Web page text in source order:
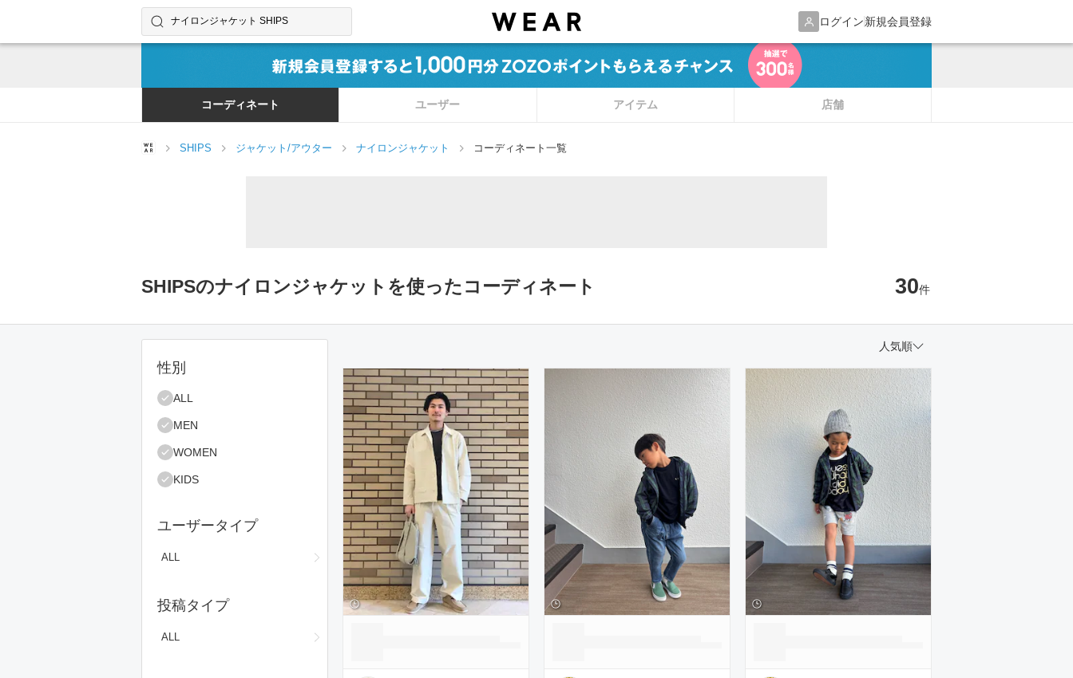
ログイン新規会員登録
コーディネートやユーザーを探す
検索する
コーディネート ユーザー アイテム 店舗
SHIPS ジャケット/アウター ナイロンジャケット コーディネート一覧
SHIPSのナイロンジャケットを使ったコーディネート 30件
絞り込み条件
性別
ALL
MEN
WOMEN
KIDS
ユーザータイプ
ALL
投稿タイプ
ALL
人気順
コーディネート一覧